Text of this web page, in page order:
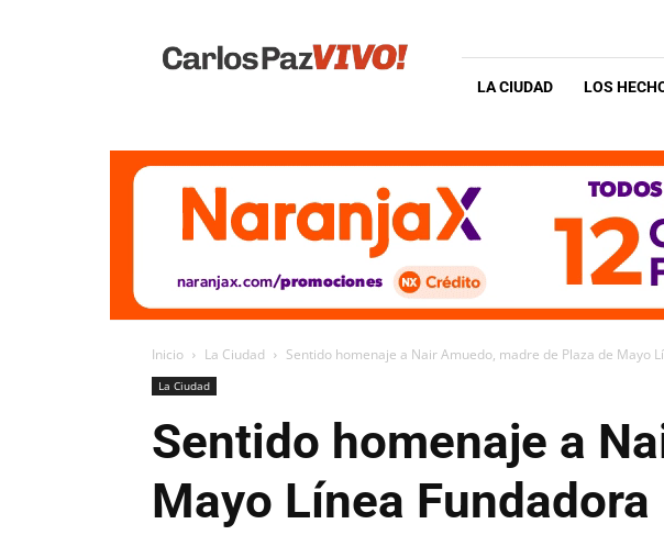
Vivo
LA CIUDAD LOS
Inicio La Ciudad Sentido homenaje a Nair Amuedo, madre de Plaza de Mayo
La Ciudad
Sentido homenaje a
Mayo Línea Fundadora